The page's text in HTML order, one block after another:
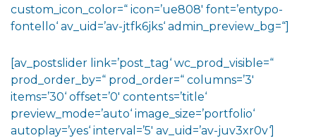
custom_icon_color=“ icon=’ue808′ font=’entypo-
fontello‘ av_uid=’av-jtfk6jks‘ admin_preview_bg=“]
[av_postslider link=’post_tag‘ wc_prod_visible=“
prod_order_by=“ prod_order=“ columns=’3′
items=’30‘ offset=’0′ contents=’title‘
preview_mode=’auto‘ image_size=’portfolio‘
autoplay=’yes‘ interval=’5′ av_uid=’av-juv3xr0v‘]